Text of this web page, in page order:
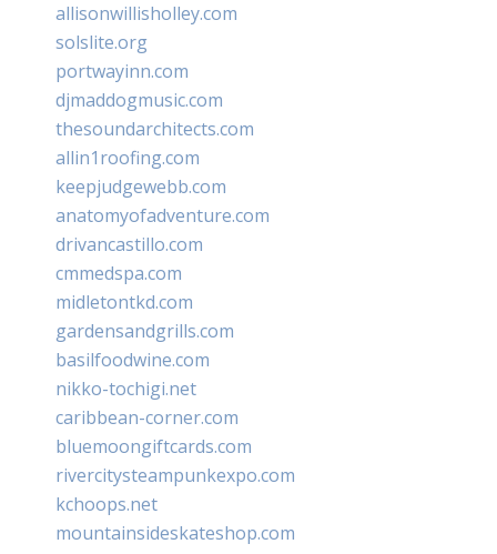
allisonwillisholley.com
solslite.org
portwayinn.com
djmaddogmusic.com
thesoundarchitects.com
allin1roofing.com
keepjudgewebb.com
anatomyofadventure.com
drivancastillo.com
cmmedspa.com
midletontkd.com
gardensandgrills.com
basilfoodwine.com
nikko-tochigi.net
caribbean-corner.com
bluemoongiftcards.com
rivercitysteampunkexpo.com
kchoops.net
mountainsideskateshop.com